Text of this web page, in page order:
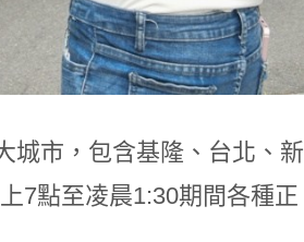
城市，包含基隆、台北、新
7點至凌晨1:30期間各種正